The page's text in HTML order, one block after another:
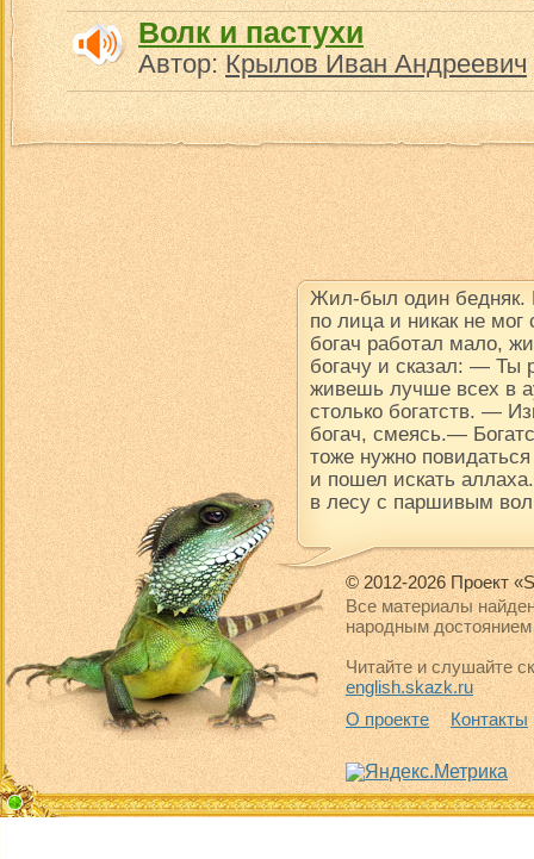
Волк и пастухи
Автор:Крылов Иван Андреевич
Жил-был один бедняк.
по лица и никак не
богач работал мало,
богачу и сказал: — Ты
живешь лучше всех в
столько богатств. —
богач, смеясь.—
тоже нужно
и пошел искать
в лесу с паршивым
© 2012-2026 Проект
Все материалы
народным достоянием
Читайте и слушайте
english.skazk.ru
О проекте
Контакты